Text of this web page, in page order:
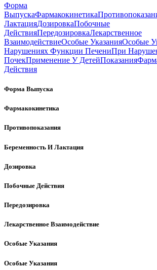
Форма
ВыпускаФармакокинетика
ЛактацияДозировкаПобочные
ДействияПередозировкаЛекарственное
ВзаимодействиеОсобые УказанияОсобые
Нарушениях Функции ПечениПри
ПочекПрименение У ДетейПоказания
Действия
Форма Выпуска
Фармакокинетика
Противопоказания
Беременность И Лактация
Дозировка
Побочные Действия
Передозировка
Лекарственное Взаимодействие
Особые Указания
Особые Указания